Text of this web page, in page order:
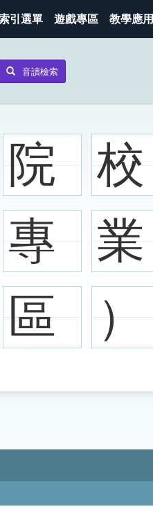
引選單 遊戲專區 教學應用
音讀檢索
院
校
專
業
區 ）